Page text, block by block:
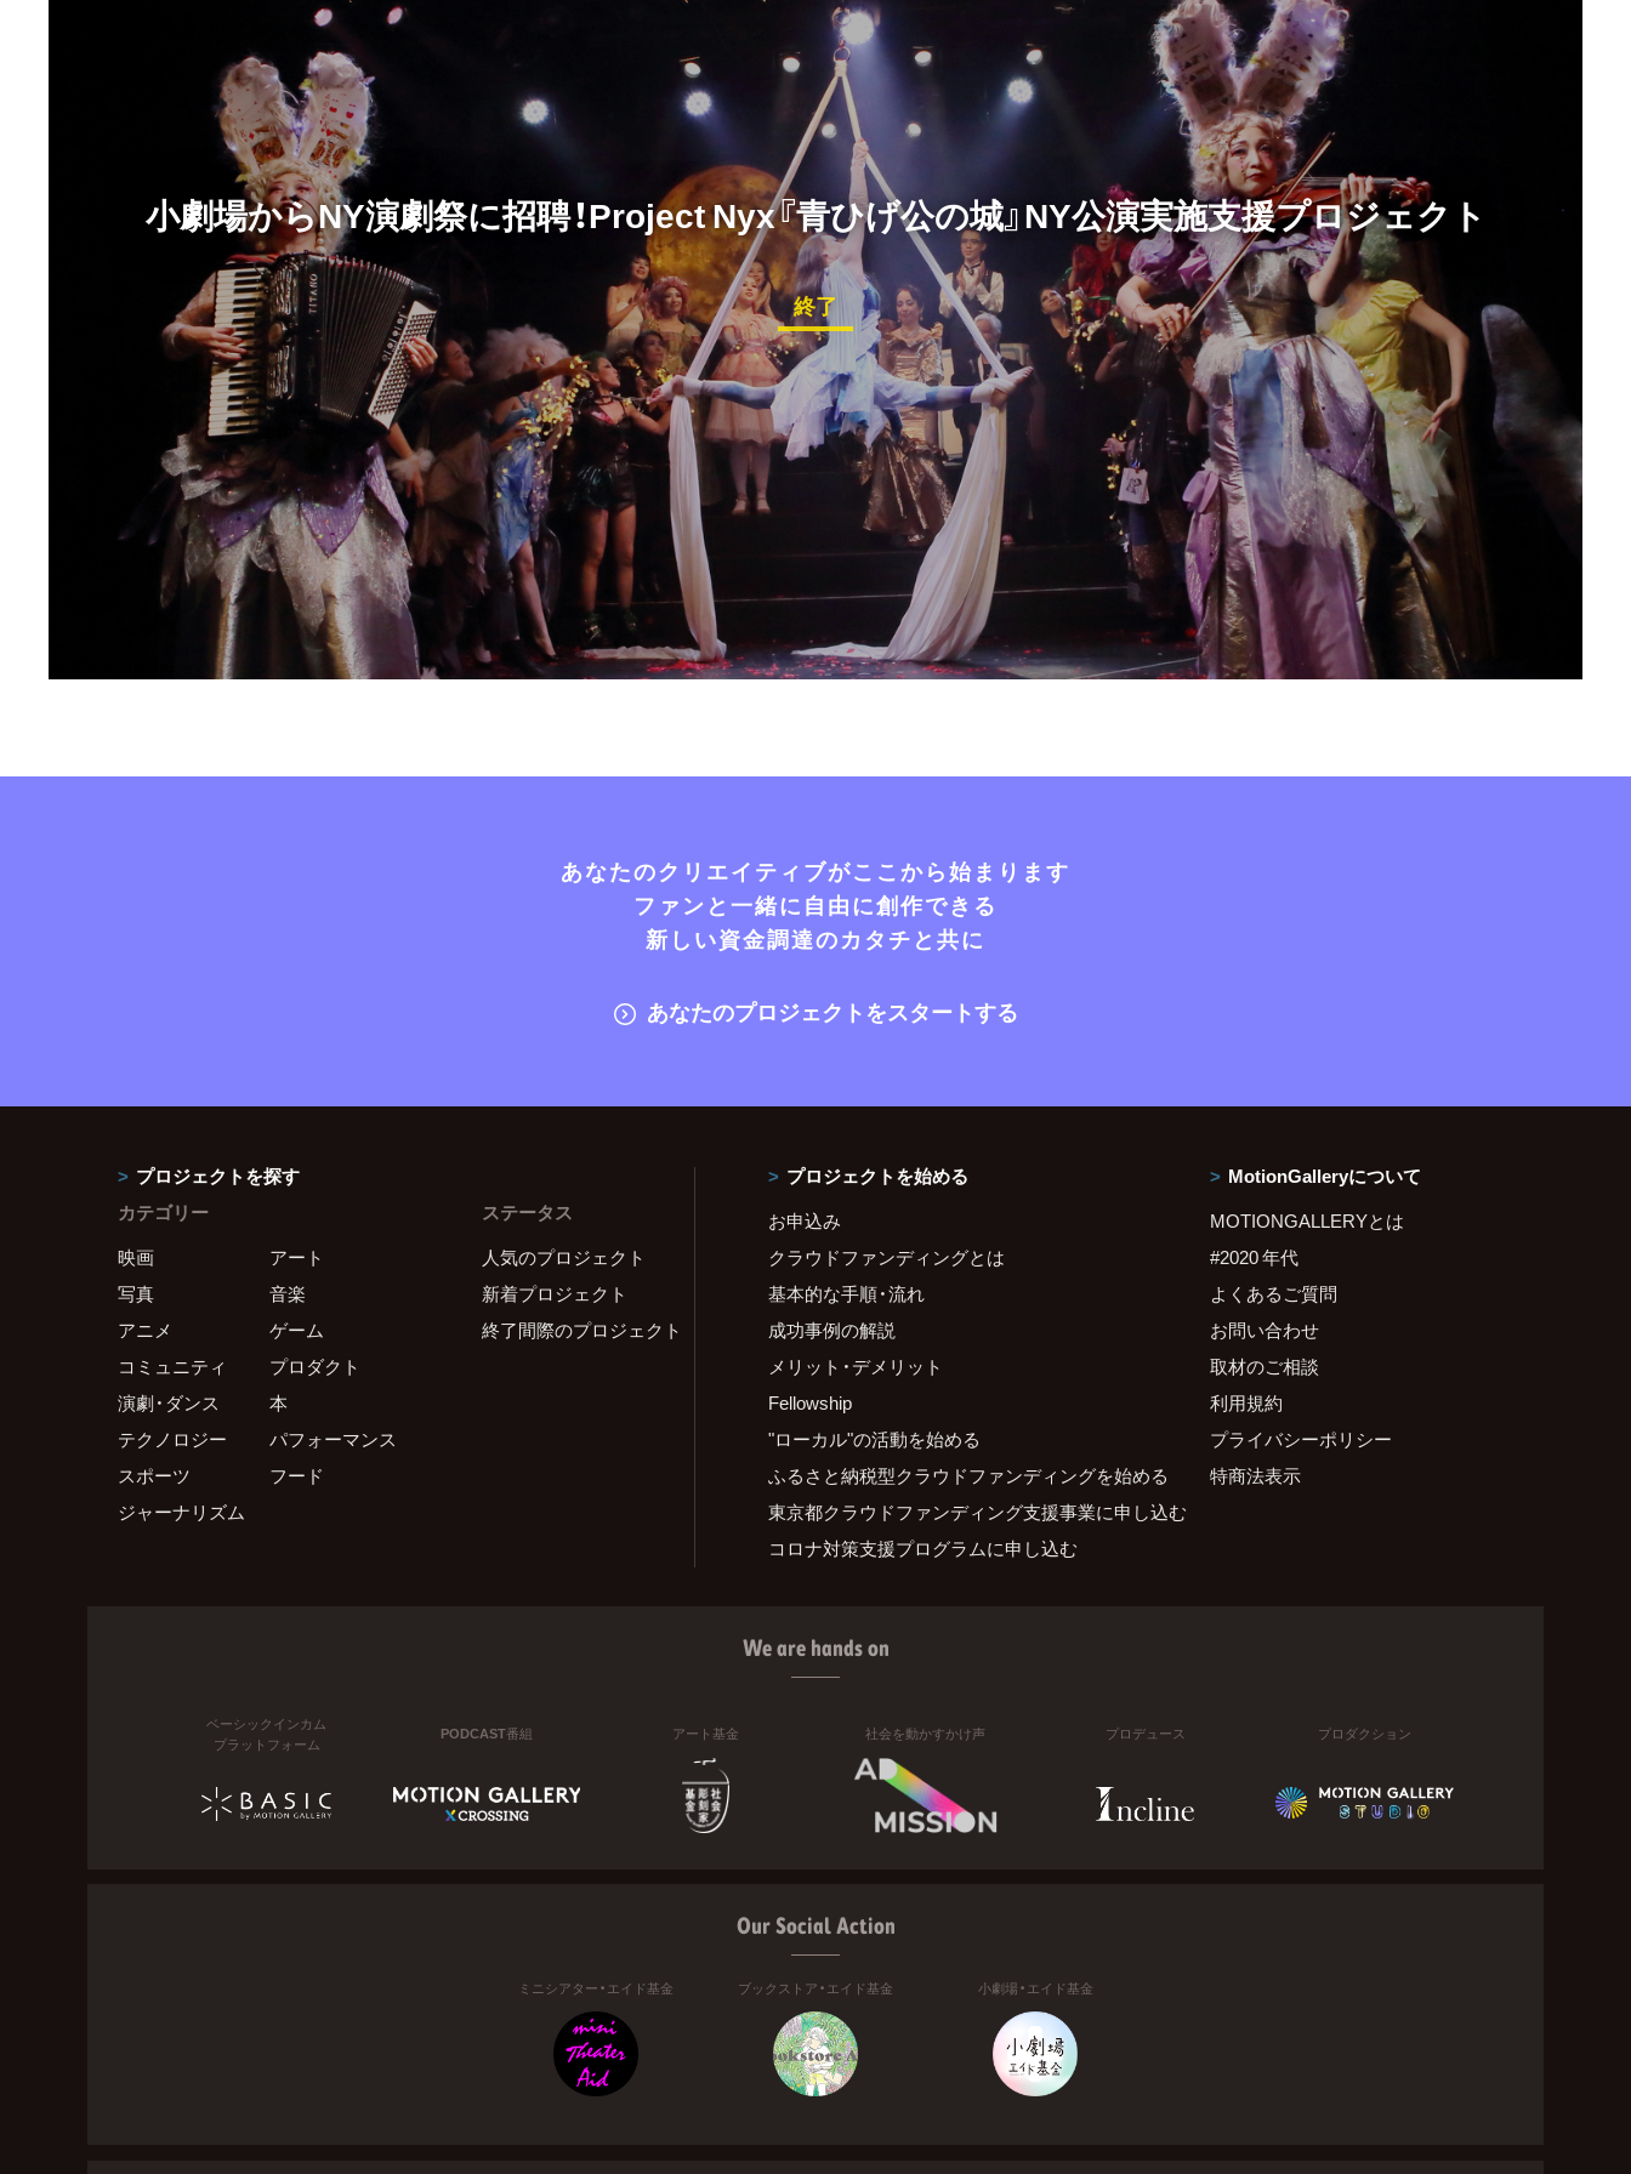
小劇場からNY演劇祭に招聘！Project Nyx『青ひげ公の城』NY公演実施支援プロジェクト
終了
あなたのクリエイティブがここから始まります
ファンと一緒に自由に創作できる
新しい資金調達のカタチと共に
あなたのプロジェクトをスタートする
プロジェクトを探す
カテゴリー
映画
アート
写真
音楽
アニメ
ゲーム
コミュニティ
プロダクト
演劇・ダンス
本
テクノロジー
パフォーマンス
スポーツ
フード
ジャーナリズム
ステータス
人気のプロジェクト
新着プロジェクト
終了間際のプロジェクト
プロジェクトを始める
お申込み
クラウドファンディングとは
基本的な手順・流れ
成功事例の解説
メリット・デメリット
Fellowship
"ローカル"の活動を始める
ふるさと納税型クラウドファンディングを始める
東京都クラウドファンディング支援事業に申し込む
コロナ対策支援プログラムに申し込む
MotionGalleryについて
MOTIONGALLERYとは
#2020 年代
よくあるご質問
お問い合わせ
取材のご相談
利用規約
プライバシーポリシー
特商法表示
We are hands on
ベーシックインカム
プラットフォーム
PODCAST番組 アート基金 社会を動かすかけ声 プロデュース プロダクション
Our Social Action
ミニシアター・エイド基金 ブックストア・エイド基金 小劇場・エイド基金